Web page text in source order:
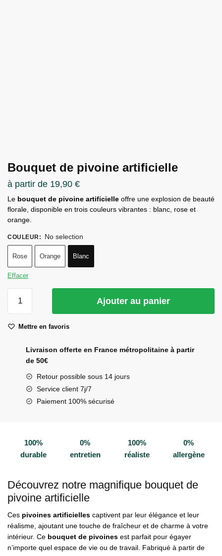
Bouquet de pivoine artificielle
à partir de 19,90 €
Le bouquet de pivoine artificielle offre une explosion de beauté
florale, disponible en trois couleurs vibrantes : blanc, rose et
orange.
COULEUR : No selection
Rose Orange Blanc
Effacer
de
artificielle
Ajouter au panier
Mettre en favoris
Livraison offerte en France métropolitaine à partir
de 50€
Retour possible sous 14 jours
Service client 7j/7
Paiement 100% sécurisé
100%
durable
0%
entretien
100%
réaliste
0%
allergène
Découvrez notre magnifique bouquet de
pivoine artificielle
Ces pivoines artificielles captivent par leur élégance et leur
réalisme, ajoutant une touche de fraîcheur et de charme à votre
intérieur. Ce bouquet de pivoines est parfait pour égayer
n’importe quel espace de vie ou de travail. Fabriqué à partir de